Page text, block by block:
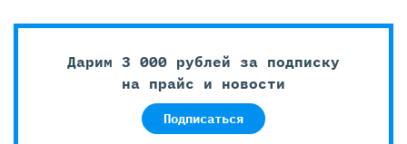
Дарим 3 000 рублей за подписку
на прайс и новости
Подписаться